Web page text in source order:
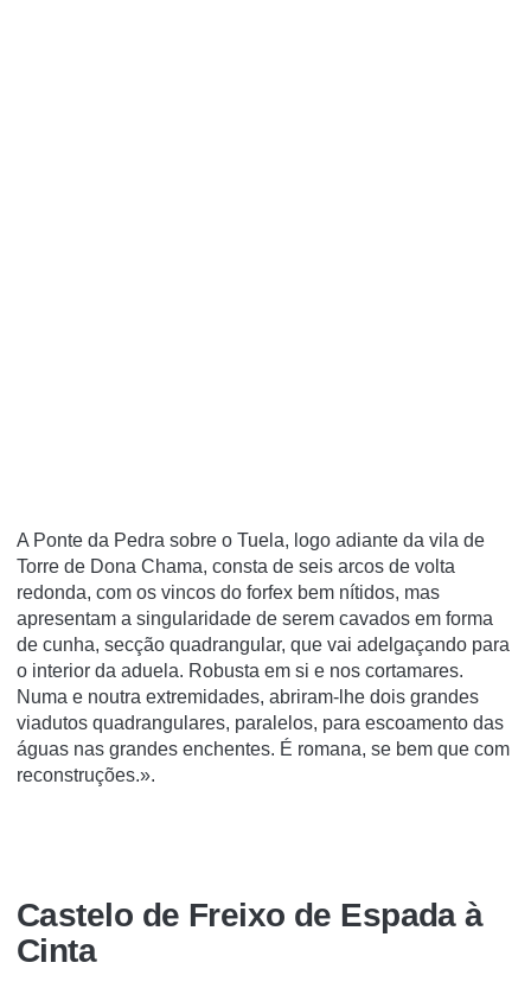
A Ponte da Pedra sobre o Tuela, logo adiante da vila de
Torre de Dona Chama, consta de seis arcos de volta
redonda, com os vincos do forfex bem nítidos, mas
apresentam a singularidade de serem cavados em forma
de cunha, secção quadrangular, que vai adelgaçando para
o interior da aduela. Robusta em si e nos cortamares.
Numa e noutra extremidades, abriram-lhe dois grandes
viadutos quadrangulares, paralelos, para escoamento das
águas nas grandes enchentes. É romana, se bem que com
reconstruções.».
Castelo de Freixo de Espada à
Cinta